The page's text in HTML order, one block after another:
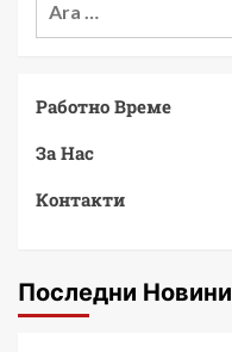
Работно Време
За Нас
Контакти
Последни Новини